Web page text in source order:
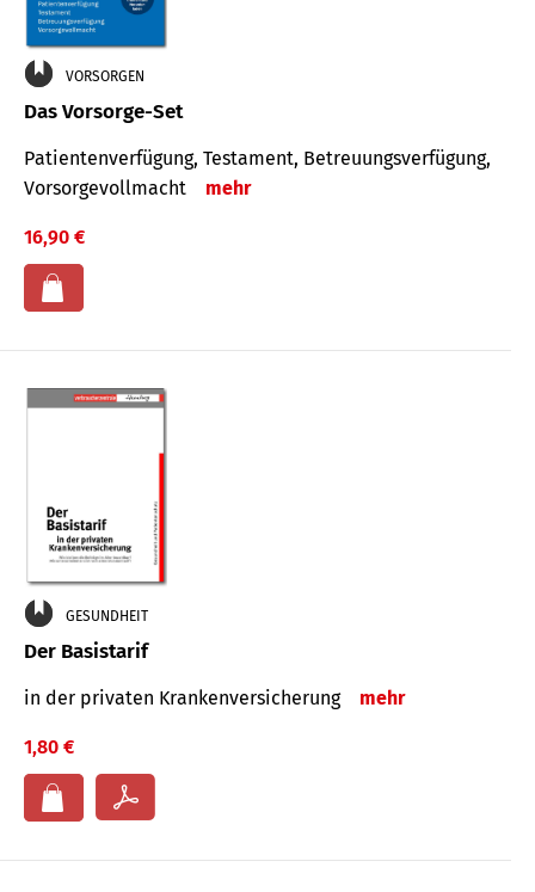
VORSORGEN
Das Vorsorge-Set
Patienten­ver­fügung, Testa­ment, Be­treuungs­verfü­gung,
Vor­sorge­voll­macht
mehr
16,90 €
GESUNDHEIT
Der Basistarif
in der privaten Kran­ken­ver­siche­rung mehr
1,80 €